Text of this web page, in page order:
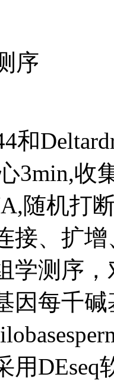
序
和
3min,收
随机打
接、扩
学测序
因每千
用